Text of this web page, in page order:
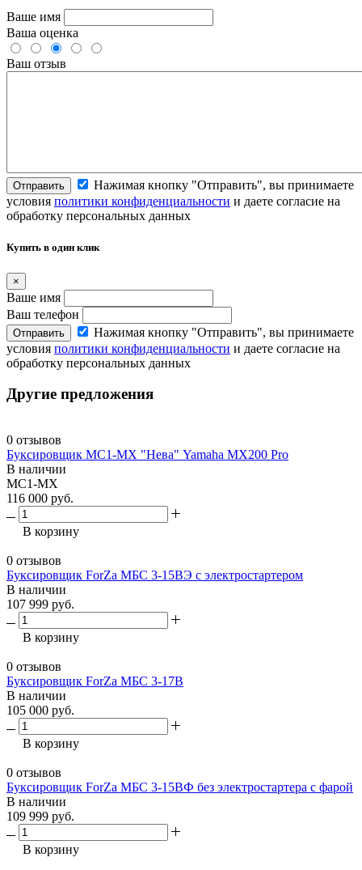
Ваше имя
Ваша оценка
Ваш отзыв
Отправить
Нажимая кнопку "Отправить", вы принимаете
условия политики конфиденциальности и даете согласие на
обработку персональных данных
Купить в один клик
×
Ваше имя
Ваш телефон
Отправить
Нажимая кнопку "Отправить", вы принимаете
условия политики конфиденциальности и даете согласие на
обработку персональных данных
Другие предложения
0 отзывов
Буксировщик МС1-МХ "Нева" Yamaha MX200 Pro
В наличии
МС1-МХ
116 000 руб.
В корзину
0 отзывов
Буксировщик ForZa МБС 3-15ВЭ с электростартером
В наличии
107 999 руб.
В корзину
0 отзывов
Буксировщик ForZa МБС 3-17В
В наличии
105 000 руб.
В корзину
0 отзывов
Буксировщик ForZa МБС 3-15ВФ без электростартера с фарой
В наличии
109 999 руб.
В корзину